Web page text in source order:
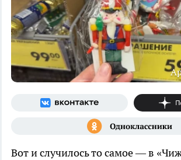
Вот и случилось то самое — в